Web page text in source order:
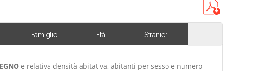
Famiglie Età Stranieri
e relativa densità abitativa, abitanti per sesso e numero